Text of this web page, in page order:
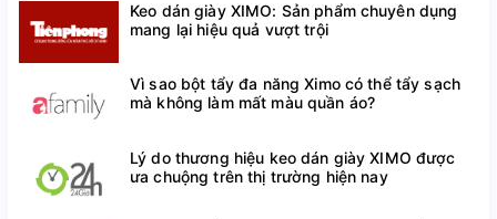
Sản xuất: Trung Quốc
Công ty chịu trách nhiệm hàng hóa: Công ty
logistic.
Keo dán giày XIMO: Sản phẩm chuyên dụng
mang lại hiệu quả vượt trội
Vì sao bột tẩy đa năng Ximo có thể tẩy sạch
mà không làm mất màu quần áo?
Lý do thương hiệu keo dán giày XIMO được
ưa chuộng trên thị trường hiện nay